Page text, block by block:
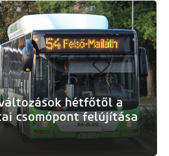
hétfőtől a
csomópont felújítása